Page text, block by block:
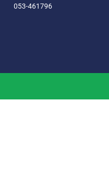
053-461796